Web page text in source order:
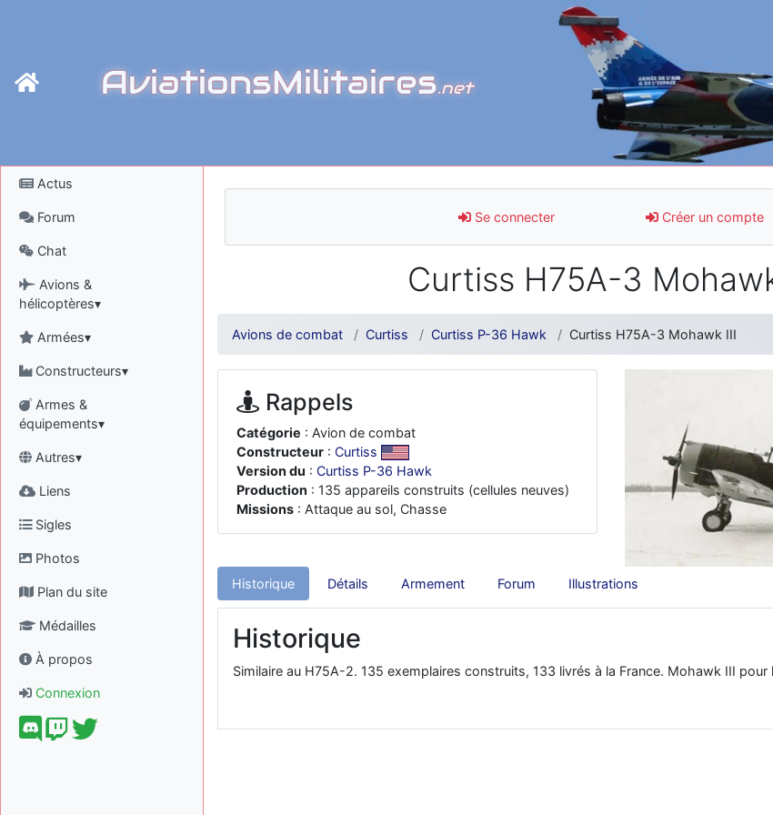
AviationsMilitaires.net
Actus
Forum
Chat
Avions &
hélicoptères▾
Armées▾
Constructeurs▾
Armes &
équipements▾
Autres▾
Liens
Sigles
Photos
Plan du site
Médailles
À propos
Connexion
Se connecter Créer un compte
Curtiss H75A-3
Avions de combat Curtiss Curtiss P-36 Hawk Curtiss H75A-3 Mohawk III
Rappels
Catégorie : Avion de combat
Constructeur : Curtiss
Version du : Curtiss P-36 Hawk
Production : 135 appareils construits (cellules neuves)
Missions : Attaque au sol, Chasse
Historique Détails Armement Forum Illustrations
Historique
Similaire au H75A-2. 135 exemplaires construits, 133 livrés à la France. Mohawk III pour